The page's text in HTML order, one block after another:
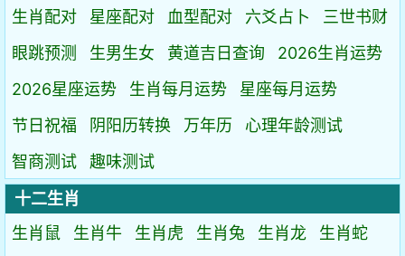
生肖配对
星座配对 血型配对 六爻占卜
三世书财
眼跳预测
生男生女 黄道吉日查询
2026生肖运势
2026星座运势
生肖每月运势
星座每月运势
节日祝福
阴阳历转换 万年历
心理年龄测试
智商测试
趣味测试
十二生肖
生肖鼠
生肖牛 生肖虎 生肖兔 生肖龙 生肖蛇